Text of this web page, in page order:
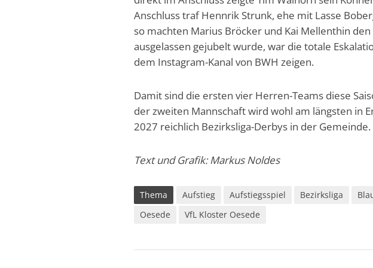
Anschluss traf Hennrik Strunk, ehe mit Lasse
so machten Marius Bröcker und Kai Mellenthin
ausgelassen gejubelt wurde, war die totale
dem Instagram-Kanal von BWH zeigen.
Damit sind die ersten vier Herren-Teams diese
der zweiten Mannschaft wird wohl am längsten in
2027 reichlich Bezirksliga-Derbys in der Gemeinde.
Text und Grafik: Markus Noldes
Thema Aufstieg Aufstiegsspiel Bezirksliga
Oesede
VfL Kloster Oesede